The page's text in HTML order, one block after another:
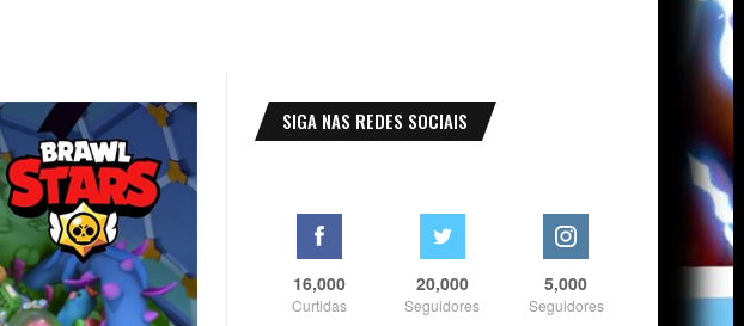
SIGA NAS REDES SOCIAIS
16,000
Curtidas
20,000
Seguidores
5,000
Seguidores